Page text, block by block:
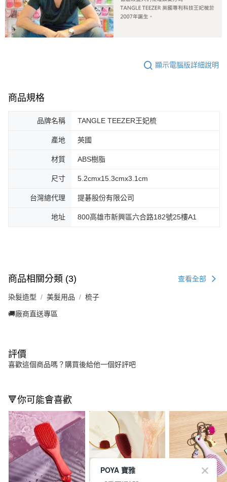
顯示電腦版詳細說明
商品規格
品牌名稱 TANGLE TEEZER王妃梳
產地 英國
材質 ABS樹脂
尺寸 5.2cmx15.3cmx3.1cm
台灣總代理 提碁股份有限公司
地址 800高雄市新興區六合路182號25樓A1
商品相關分類 (3) 查看全部
染髮造型 美髮用品 梳子
🚚廠商直送專區
評價
喜歡這個商品嗎？購買後給他一個好評吧
🔻你可能會喜歡
POYA 寶雅